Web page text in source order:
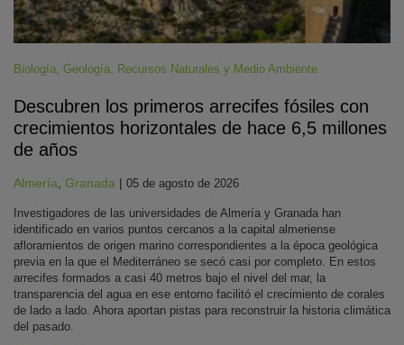
Biología, Geología, Recursos Naturales y Medio Ambiente
Descubren los primeros arrecifes fósiles con
crecimientos horizontales de hace 6,5 millones
de años
Almería, Granada | 05 de agosto de 2026
Investigadores de las universidades de Almería y Granada han
identificado en varios puntos cercanos a la capital almeriense
afloramientos de origen marino correspondientes a la época geológica
previa en la que el Mediterráneo se secó casi por completo. En estos
arrecifes formados a casi 40 metros bajo el nivel del mar, la
transparencia del agua en ese entorno facilitó el crecimiento de corales
de lado a lado. Ahora aportan pistas para reconstruir la historia climática
del pasado.